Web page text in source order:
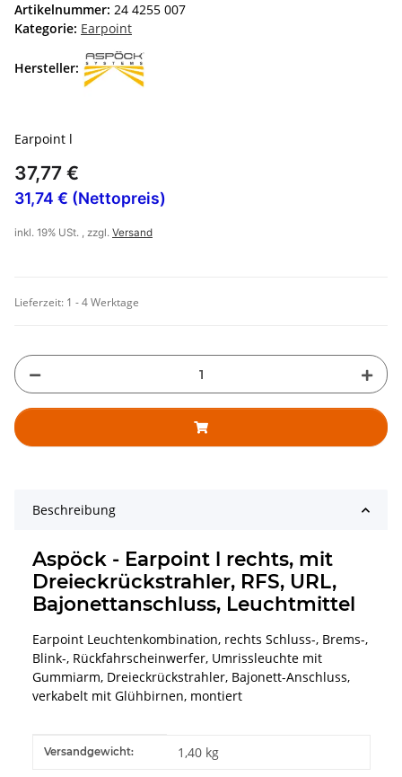
Artikelnummer: 24 4255 007
Kategorie: Earpoint
Hersteller:
Earpoint l
37,77 €
31,74 € (Nettopreis)
inkl. 19% USt. , zzgl. Versand
Lieferzeit: 1 - 4 Werktage
Beschreibung
Aspöck - Earpoint l rechts, mit
Dreieckrückstrahler, RFS, URL,
Bajonettanschluss, Leuchtmittel
Earpoint Leuchtenkombination, rechts Schluss-, Brems-,
Blink-, Rückfahrscheinwerfer, Umrissleuchte mit
Gummiarm, Dreieckrückstrahler, Bajonett-Anschluss,
verkabelt mit Glühbirnen, montiert
Produkteigenschaft
Wert
Versandgewicht: 1,40 kg